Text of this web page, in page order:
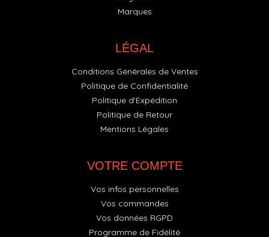
Marques
LÉGAL
Conditions Générales de Ventes
Politique de Confidentialité
Politique d'Expédition
Politique de Retour
Mentions Légales
VOTRE COMPTE
Vos infos personnelles
Vos commandes
Vos données RGPD
Programme de Fidélité